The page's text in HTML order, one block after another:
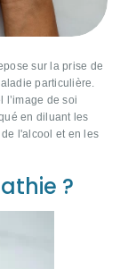
sur la prise de
particulière.
l’image de soi
en diluant les
l'alcool et en les
?